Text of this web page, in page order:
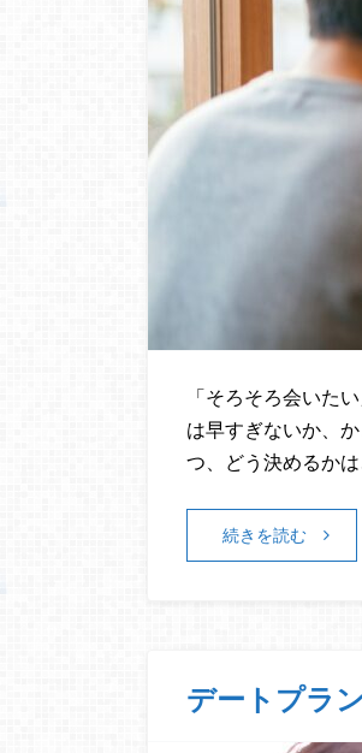
「そろそろ会いた
は早すぎないか、
つ、どう決めるか
続きを読む
デートプラ